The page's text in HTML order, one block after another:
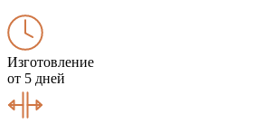
Изготовление
от 5 дней